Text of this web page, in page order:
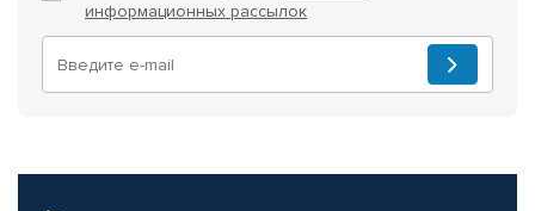
информационных рассылок